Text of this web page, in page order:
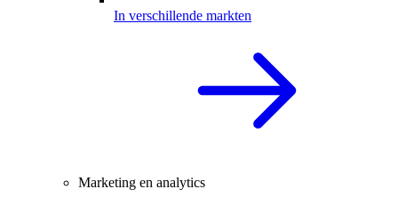
In verschillende markten
Marketing en analytics